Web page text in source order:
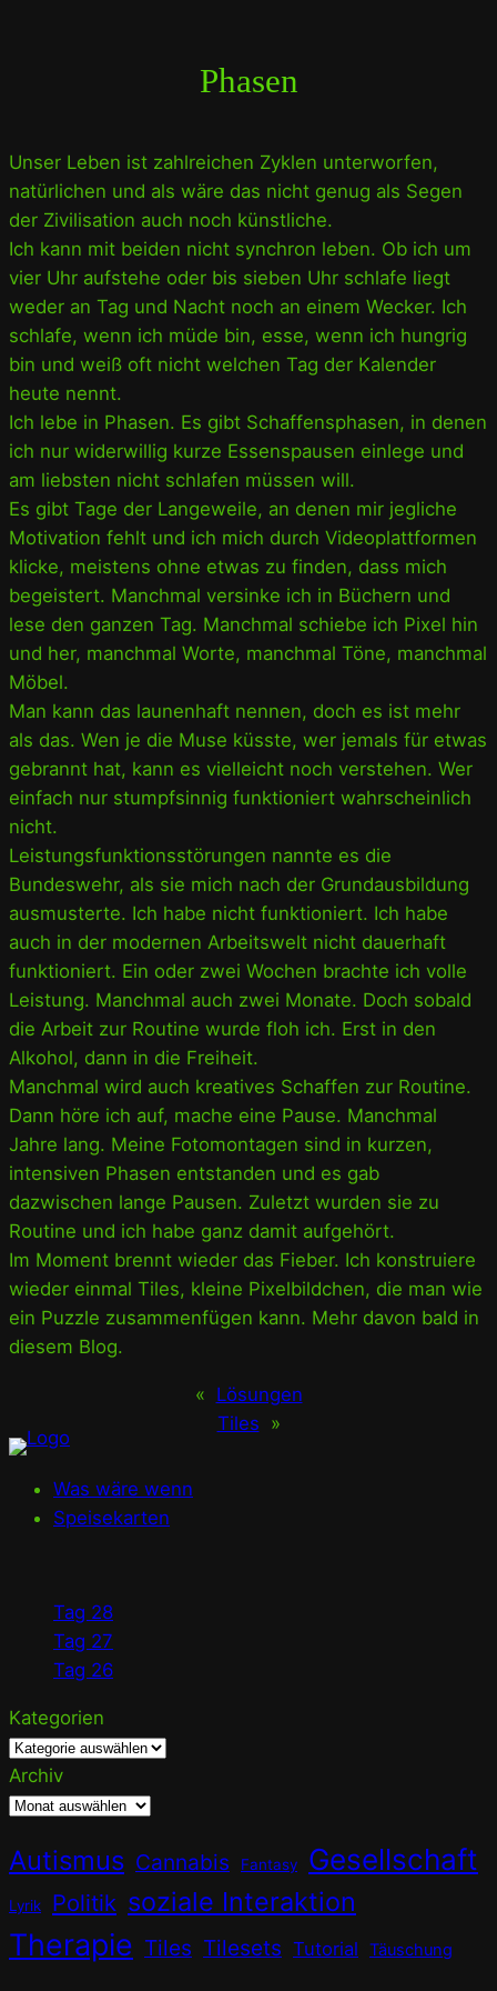
Phasen
Unser Leben ist zahlreichen Zyklen unterworfen,
natürlichen und als wäre das nicht genug als Segen
der Zivilisation auch noch künstliche.
Ich kann mit beiden nicht synchron leben. Ob ich um
vier Uhr aufstehe oder bis sieben Uhr schlafe liegt
weder an Tag und Nacht noch an einem Wecker. Ich
schlafe, wenn ich müde bin, esse, wenn ich hungrig
bin und weiß oft nicht welchen Tag der Kalender
heute nennt.
Ich lebe in Phasen. Es gibt Schaffensphasen, in denen
ich nur widerwillig kurze Essenspausen einlege und
am liebsten nicht schlafen müssen will.
Es gibt Tage der Langeweile, an denen mir jegliche
Motivation fehlt und ich mich durch Videoplattformen
klicke, meistens ohne etwas zu finden, dass mich
begeistert. Manchmal versinke ich in Büchern und
lese den ganzen Tag. Manchmal schiebe ich Pixel hin
und her, manchmal Worte, manchmal Töne, manchmal
Möbel.
Man kann das launenhaft nennen, doch es ist mehr
als das. Wen je die Muse küsste, wer jemals für etwas
gebrannt hat, kann es vielleicht noch verstehen. Wer
einfach nur stumpfsinnig funktioniert wahrscheinlich
nicht.
Leistungsfunktionsstörungen nannte es die
Bundeswehr, als sie mich nach der Grundausbildung
ausmusterte. Ich habe nicht funktioniert. Ich habe
auch in der modernen Arbeitswelt nicht dauerhaft
funktioniert. Ein oder zwei Wochen brachte ich volle
Leistung. Manchmal auch zwei Monate. Doch sobald
die Arbeit zur Routine wurde floh ich. Erst in den
Alkohol, dann in die Freiheit.
Manchmal wird auch kreatives Schaffen zur Routine.
Dann höre ich auf, mache eine Pause. Manchmal
Jahre lang. Meine Fotomontagen sind in kurzen,
intensiven Phasen entstanden und es gab
dazwischen lange Pausen. Zuletzt wurden sie zu
Routine und ich habe ganz damit aufgehört.
Im Moment brennt wieder das Fieber. Ich konstruiere
wieder einmal Tiles, kleine Pixelbildchen, die man wie
ein Puzzle zusammenfügen kann. Mehr davon bald in
diesem Blog.
« Lösungen
Tiles »
Was wäre wenn
Speisekarten
Tag 28
Tag 27
Tag 26
Kategorien
Archiv
Autismus Cannabis Fantasy Gesellschaft
Lyrik Politik soziale Interaktion
Therapie Tiles Tilesets Tutorial Täuschung